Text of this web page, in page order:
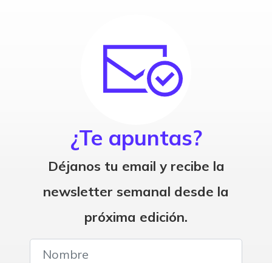
¿Te apuntas?
Déjanos tu email y recibe la
newsletter semanal desde la
próxima edición.